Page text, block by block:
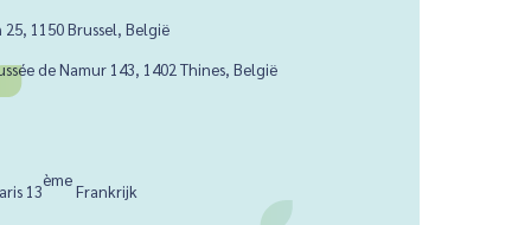
1150 Brussel, België
de Namur 143, 1402 Thines, België
13
ème
Frankrijk